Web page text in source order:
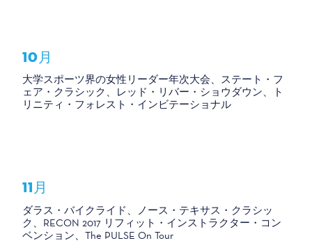
10月
大学スポーツ界の女性リーダー年次大会、ステート・フ
ェア・クラシック、レッド・リバー・ショウダウン、ト
リニティ・フォレスト・インビテーショナル
11月
ダラス・バイクライド、ノース・テキサス・クラシッ
ク、RECON 2017 リフィット・インストラクター・コン
ベンション、The PULSE On Tour